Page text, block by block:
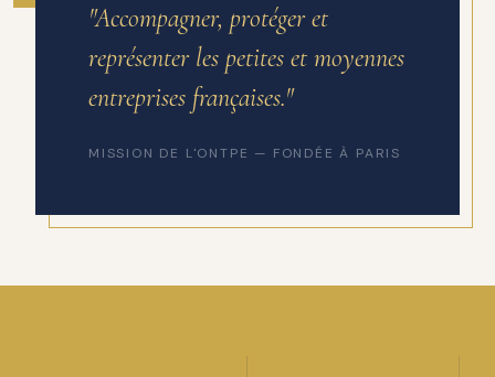
"Accompagner, protéger et
représenter les petites et moyennes
entreprises françaises."
MISSION DE L'ONTPE — FONDÉE À PARIS